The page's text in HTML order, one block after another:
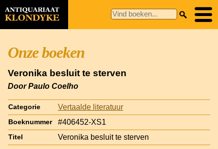
Onze boeken
Veronika besluit te sterven
Door Paulo Coelho
Categorie Vertaalde literatuur
Boeknummer #406452-XS1
Titel Veronika besluit te sterven